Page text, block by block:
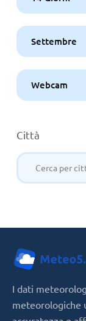
Settembre
Webcam
Città
I dati
meteorologiche